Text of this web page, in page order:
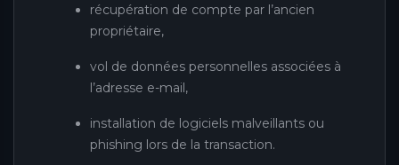
récupération de compte par l’ancien
propriétaire,
vol de données personnelles associées à
l’adresse e-mail,
installation de logiciels malveillants ou
phishing lors de la transaction.